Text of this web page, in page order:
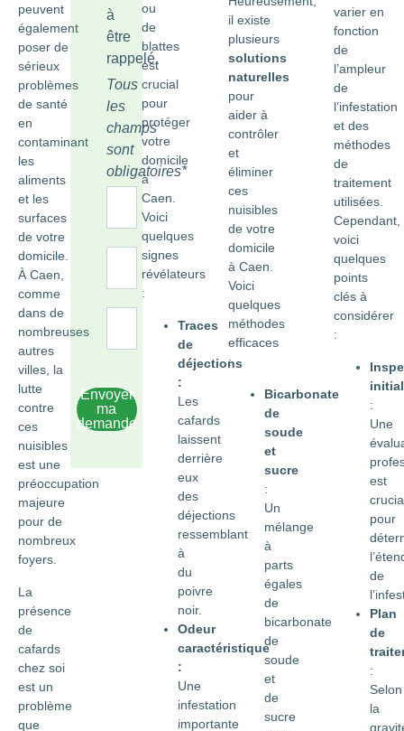
peuvent
également
poser de
sérieux
problèmes
de santé
en
contaminant
les
aliments
et les
surfaces
de votre
domicile.
À Caen,
comme
dans de
nombreuses
autres
villes, la
lutte
contre
ces
nuisibles
est une
préoccupation
majeure
pour de
nombreux
foyers.
La
présence
de
cafards
chez soi
est un
problème
que
à
être
rappelé.
Tous
les
champs
sont
obligatoires*
Envoyer
ma
demande
ou
de
blattes
est
crucial
pour
protéger
votre
domicile
à
Caen.
Voici
quelques
signes
révélateurs
:
Traces
de
déjections
:
Les
cafards
laissent
derrière
eux
des
déjections
ressemblant
à
du
poivre
noir.
Odeur
caractéristique
:
Une
infestation
importante
il existe
plusieurs
solutions
naturelles
pour
aider à
contrôler
et
éliminer
ces
nuisibles
de votre
domicile
à Caen.
Voici
quelques
méthodes
efficaces
:
Bicarbonate
de
soude
et
sucre
:
Un
mélange
à
parts
égales
de
bicarbonate
de
soude
et
de
sucre
varier en
fonction
de
l’ampleur
de
l’infestation
et des
méthodes
de
traitement
utilisées.
Cependant,
voici
quelques
points
clés à
considérer
:
:
Une
est
pour
de
Plan
de
:
Selon
la